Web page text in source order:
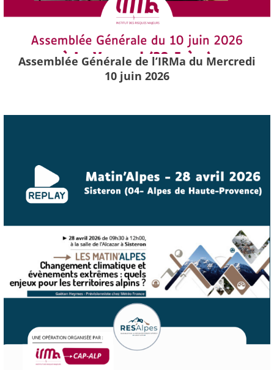
Assemblée Générale de l’IRMa du Mercredi
10 juin 2026